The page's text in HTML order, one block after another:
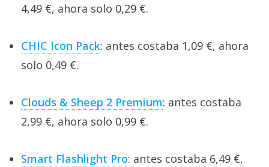
4,49 €, ahora solo 0,29 €.
CHIC Icon Pack: antes costaba 1,09 €, ahora
solo 0,49 €.
Clouds & Sheep 2 Premium: antes costaba
2,99 €, ahora solo 0,99 €.
Smart Flashlight Pro: antes costaba 6,49 €,